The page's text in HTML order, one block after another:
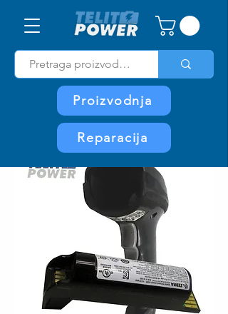
Proizvodnja
Reparacija